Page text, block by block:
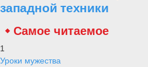
западной техники
Самое читаемое
1
Уроки мужества